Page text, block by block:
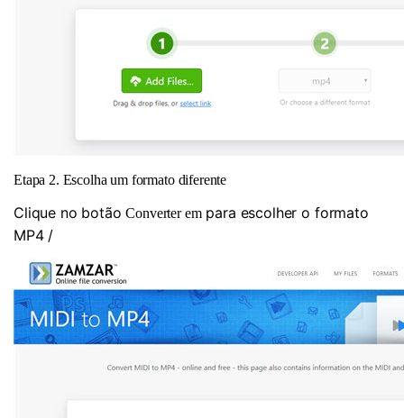
Etapa 2. Escolha um formato diferente
Clique no botãoConverter empara escolher o formato
MP4 /